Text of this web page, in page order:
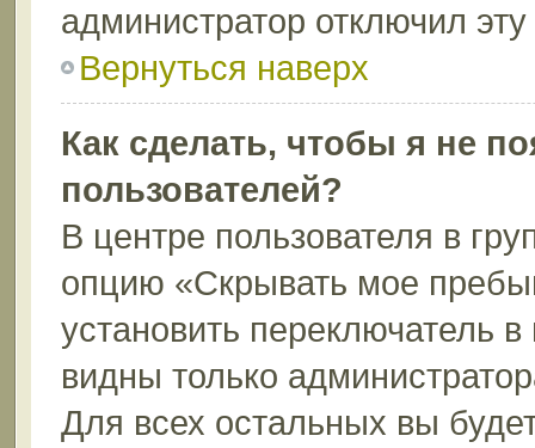
администратор отключил
Вернуться наверх
Как сделать, чтобы я не
пользователей?
В центре пользователя в
опцию «Скрывать мое
установить переключатель
видны только
Для всех остальных вы